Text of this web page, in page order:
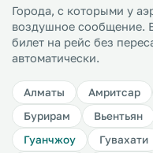
Города, с которыми у
воздушное сообщение.
билет на рейс без
автоматически.
Алматы Амритсар
Бурирам
Вьентьян
Гуанчжоу
Гувахати